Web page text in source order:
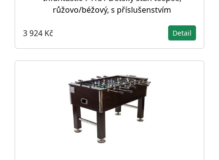
růžovo/béžový, s příslušenstvím
3 924 Kč Detail